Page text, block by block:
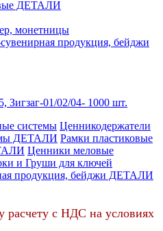
ДЕТАЛИ
монетницы
продукция, бейджи
Зигзаг-01/02/04- 1000 шт.
системы Ценникодержатели
ДЕТАЛИ Рамки пластиковые
Ценники меловые
и Груши для ключей
продукция, бейджи ДЕТАЛИ
расчету с НДС на условиях